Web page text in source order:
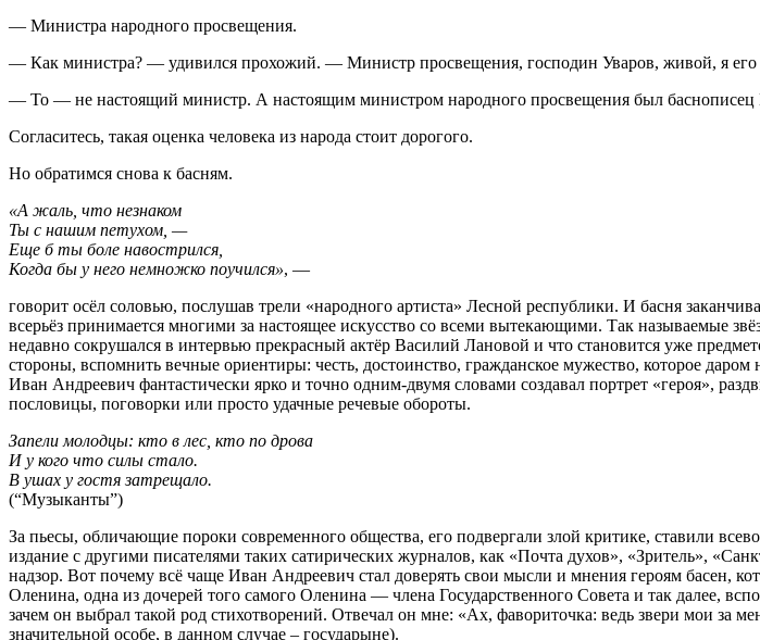
— Министра народного просвещения.
— Как министра? — удивился прохожий. — Министр просвещения, господин Уваров, живой, я его
— То — не настоящий министр. А настоящим министром народного просвещения был
Согласитесь, такая оценка человека из народа стоит дорогого.
Но обратимся снова к басням.
«А жаль, что незнаком
Ты с нашим петухом, —
Еще б ты боле навострился,
Когда бы у него немножко поучился», —
говорит осёл соловью, послушав трели «народного артиста» Лесной республики. И басня
всерьёз принимается многими за настоящее искусство со всеми вытекающими. Так называемые
недавно сокрушался в интервью прекрасный актёр Василий Лановой и что становится уже
стороны, вспомнить вечные ориентиры: честь, достоинство, гражданское мужество, которое
Иван Андреевич фантастически ярко и точно одним-двумя словами создавал портрет «героя»,
пословицы, поговорки или просто удачные речевые обороты.
Запели молодцы: кто в лес, кто по дрова
И у кого что силы стало.
В ушах у гостя затрещало.
(“Музыканты”)
За пьесы, обличающие пороки современного общества, его подвергали злой критике, ставили
издание с другими писателями таких сатирических журналов, как «Почта духов», «Зритель»,
надзор. Вот почему всё чаще Иван Андреевич стал доверять свои мысли и мнения героям басен,
Оленина, одна из дочерей того самого Оленина — члена Государственного Совета и так далее,
зачем он выбрал такой род стихотворений. Отвечал он мне: «Ах, фавориточка: ведь звери мои за
значительной особе, в данном случае – государыне).